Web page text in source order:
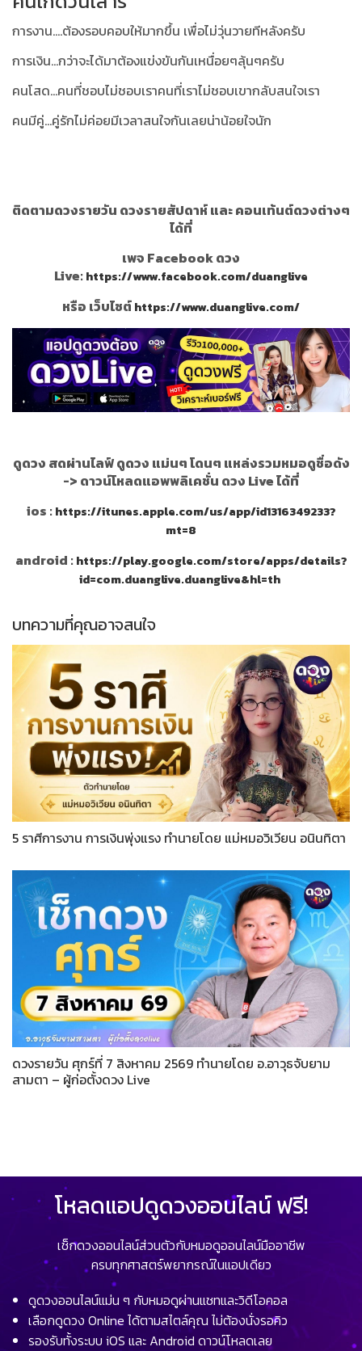
การงาน....ต้องรอบคอบให้มากขึ้น เพื่อไม่วุ่นวายทีหลังครับ
การเงิน...กว่าจะได้มาต้องแข่งขันกันเหนื่อยๆลุ้นๆครับ
คนโสด...คนที่ชอบไม่ชอบเราคนที่เราไม่ชอบเขากลับสนใจเรา
คนมีคู่...คู่รักไม่ค่อยมีเวลาสนใจกันเลยน่าน้อยใจนัก
ติดตามดวงรายวัน ดวงรายสัปดาห์ และ คอนเท้นต์ดวงต่างๆ
ได้ที่
เพจ Facebook ดวง
Live:https://www.facebook.com/duanglive
หรือ เว็บไซต์https://www.duanglive.com/
ดูดวง สดผ่านไลฟ์ ดูดวง แม่นๆ โดนๆ แหล่งรวมหมอดูชื่อดัง
-> ดาวน์โหลดแอพพลิเคชั่น ดวง Live ได้ที่
ios :https://itunes.apple.com/us/app/id1316349233?
mt=8
android :https://play.google.com/store/apps/details?
id=com.duanglive.duanglive&hl=th
บทความที่คุณอาจสนใจ
5 ราศีการงาน การเงินพุ่งแรง ทำนายโดย แม่หมอวิเวียน อนินทิตา
ดวงรายวัน ศุกร์ที่ 7 สิงหาคม 2569 ทำนายโดย อ.อาวุธจับยาม
สามตา – ผู้ก่อตั้งดวง Live
โหลดแอปดูดวงออนไลน์ ฟรี!
เช็กดวงออนไลน์ส่วนตัวกับหมอดูออนไลน์มืออาชีพ
ครบทุกศาสตร์พยากรณ์ในแอปเดียว
ดูดวงออนไลน์แม่น ๆ กับหมอดูผ่านแชทและวิดีโอคอล
เลือกดูดวง Online ได้ตามสไตล์คุณ ไม่ต้องนั่งรอคิว
รองรับทั้งระบบ iOS และ Android ดาวน์โหลดเลย